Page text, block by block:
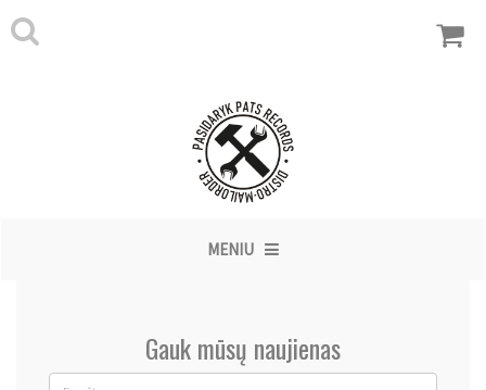
MENIU
Gauk mūsų naujienas